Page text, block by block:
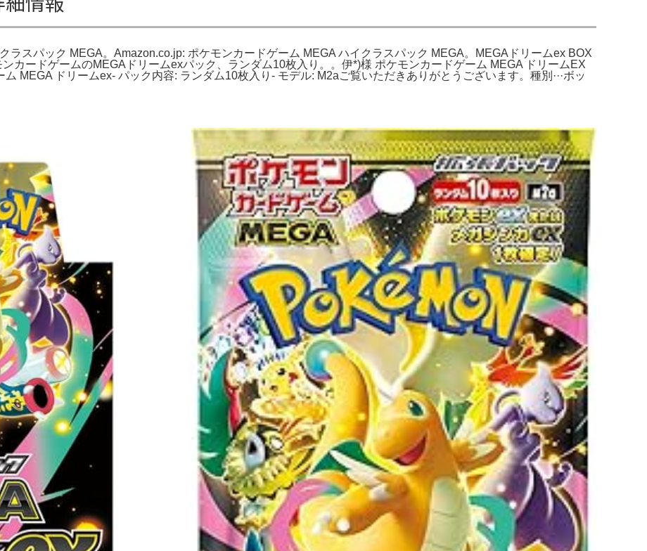
ラスパック MEGA。Amazon.co.jp: ポケモンカードゲーム MEGA ハイクラスパック MEGA。MEGAドリームex BOX
カードゲームのMEGAドリームexパック、ランダム10枚入り。。伊*)様 ポケモンカードゲーム MEGA ドリームEX
MEGA ドリームex- パック内容: ランダム10枚入り- モデル: M2aご覧いただきありがとうございます。種別···ボッ